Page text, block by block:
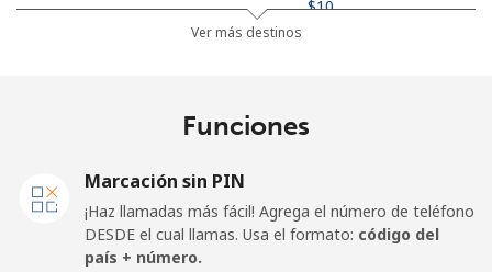
⁦$10⁩
⁦81.9¢⁩
12 min por
Celular
⁦$10⁩
Ver más destinos
Funciones
Marcación sin PIN
¡Haz llamadas más fácil! Agrega el número de teléfono
DESDE el cual llamas. Usa el formato: código del
país + número.